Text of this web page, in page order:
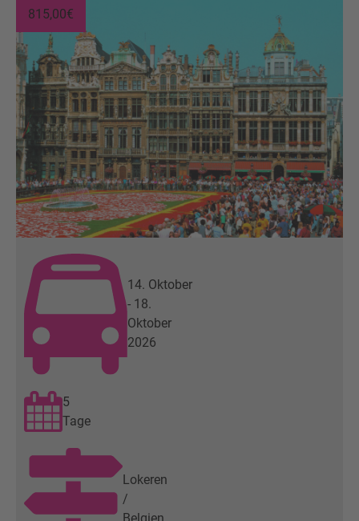
815,00€
14. Oktober
- 18.
Oktober
2026
5
Tage
Lokeren
/